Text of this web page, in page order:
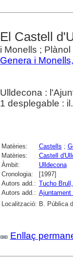
El Castell
i Monells ;
Genera i
Ulldecona :
1 desplegable :
Matèries: Castells ;
Matèries:
Castell
Àmbit:
Ulldecona
Cronologia:
[1997]
Autors add.: Tucho
Autors add.: Ajuntament
Localització: B. Pública
Enllaç